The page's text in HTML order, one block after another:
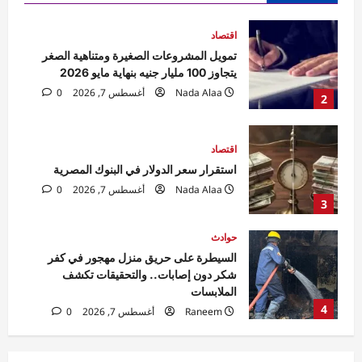
3
اقتصاد
استقرار سعر الدولار في البنوك المصرية
Nada Alaa
أغسطس 7, 2026
4
السيطرة على حريق منزل مهجور في كفر
شكر دون إصابات.. والتحقيقات تكشف
الملابسات
5
حوادث
مقتل مسن بورسعيد.. العثور على رجل مُقيد
اليدين والقدمين داخل منزله والأمن يكثف
التحريات
Raneem
أغسطس 7, 2026 0